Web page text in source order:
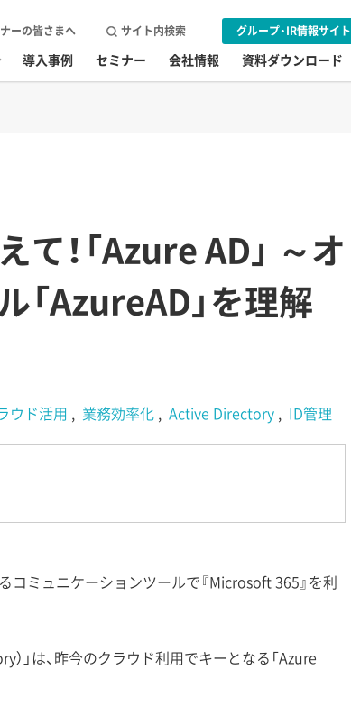
導入事例 セミナー 会社情報 資料ダウンロード
ーの皆さまへ サイト内検索 グループ・IR情報サイト
！「Azure AD」 ～オ
「AzureAD」を理解
ウド活用 業務効率化 Active Directory ID管理
ミュニケーションツールで『Microsoft 365』を利
」は、昨今のクラウド利用でキーとなる「Azure